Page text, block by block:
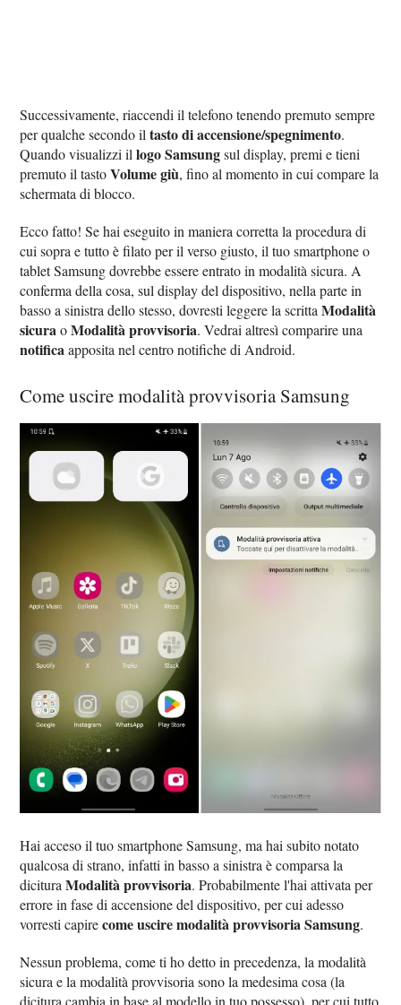
Successivamente, riaccendi il telefono tenendo premuto sempre
per qualche secondo iltasto di accensione/spegnimento.
Quando visualizzi illogo Samsungsul display, premi e tieni
premuto il tastoVolume giù, fino al momento in cui compare la
schermata di blocco.
Ecco fatto! Se hai eseguito in maniera corretta la procedura di
cui sopra e tutto è filato per il verso giusto, il tuo smartphone o
tablet Samsung dovrebbe essere entrato in modalità sicura. A
conferma della cosa, sul display del dispositivo, nella parte in
basso a sinistra dello stesso, dovresti leggere la scrittaModalità
sicuraoModalità provvisoria. Vedrai altresì comparire una
notificaapposita nel centro notifiche di Android.
Come uscire modalità provvisoria Samsung
Hai acceso il tuo smartphone Samsung, ma hai subito notato
qualcosa di strano, infatti in basso a sinistra è comparsa la
dicituraModalità provvisoria. Probabilmente l'hai attivata per
errore in fase di accensione del dispositivo, per cui adesso
vorresti capirecome uscire modalità provvisoria Samsung.
Nessun problema, come ti ho detto in precedenza, la modalità
sicura e la modalità provvisoria sono la medesima cosa (la
dicitura cambia in base al modello in tuo possesso), per cui tutto